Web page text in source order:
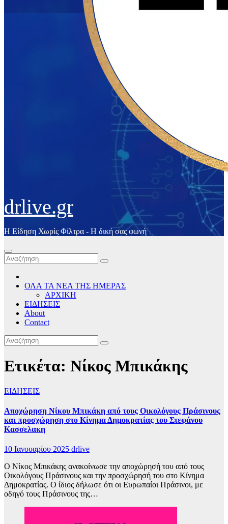
drlive.gr
Η Είδηση Χωρίς Φίλτρα - H δική σας φωνή
ΟΛΑ ΤΑ ΝΕΑ ΤΗΣ ΗΜΕΡΑΣ
ΑΡΧΙΚΗ
ΕΙΔΗΣΕΙΣ
About
Contact
Ετικέτα: Νίκος Μπικάκης
ΕΙΔΗΣΕΙΣ
Αποχώρηση Νίκου Μπικάκη από τους Οικολόγους Πράσινους
και προσχώρηση στο Κίνημα Δημοκρατίας του Στεφάνου
Κασσελακη
10 Ιανουαρίου 2025 drlive
Ο Νίκος Μπικάκης ανακοίνωσε την αποχώρησή του από τους
Οικολόγους Πράσινους και την προσχώρησή του στο Κίνημα
Δημοκρατίας. Ο ίδιος δήλωσε ότι οι Ευρωπαίοι Πράσινοι, με
οδηγό τους Πράσινους της…